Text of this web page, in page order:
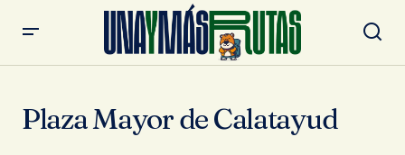
Plaza Mayor de Calatayud